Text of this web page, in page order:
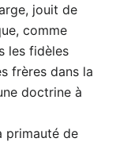
jouit de
comme
les fidèles
frères dans la
doctrine à
primauté de